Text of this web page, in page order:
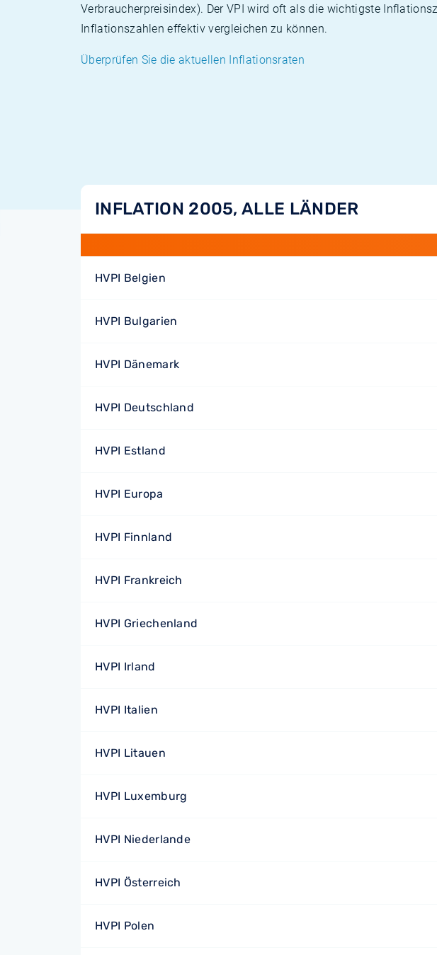
Verbraucherpreisindex). Der VPI wird oft als die wichtigste
Inflationszahlen effektiv vergleichen zu können.
Überprüfen Sie die aktuellen Inflationsraten
INFLATION 2005, ALLE LÄNDER
HVPI Belgien
HVPI Bulgarien
HVPI Dänemark
HVPI Deutschland
HVPI Estland
HVPI Europa
HVPI Finnland
HVPI Frankreich
HVPI Griechenland
HVPI Irland
HVPI Italien
HVPI Litauen
HVPI Luxemburg
HVPI Niederlande
HVPI Österreich
HVPI Polen